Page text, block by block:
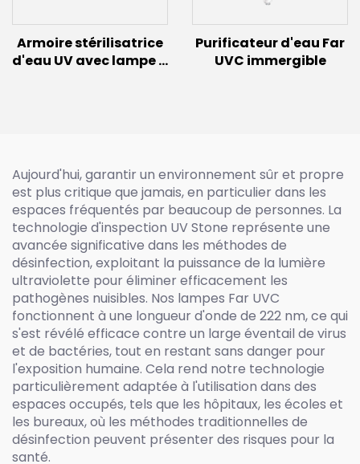
Armoire stérilisatrice
d'eau UV avec lampe à
Purificateur d'eau Far
UVC immergible
Aujourd'hui, garantir un environnement sûr et propre
est plus critique que jamais, en particulier dans les
espaces fréquentés par beaucoup de personnes. La
technologie d'inspection UV Stone représente une
avancée significative dans les méthodes de
désinfection, exploitant la puissance de la lumière
ultraviolette pour éliminer efficacement les
pathogènes nuisibles. Nos lampes Far UVC
fonctionnent à une longueur d'onde de 222 nm, ce qui
s'est révélé efficace contre un large éventail de virus
et de bactéries, tout en restant sans danger pour
l'exposition humaine. Cela rend notre technologie
particulièrement adaptée à l'utilisation dans des
espaces occupés, tels que les hôpitaux, les écoles et
les bureaux, où les méthodes traditionnelles de
désinfection peuvent présenter des risques pour la
santé.